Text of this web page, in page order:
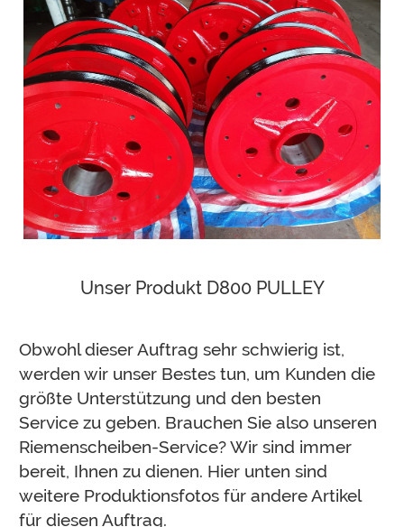
Unser Produkt D800 PULLEY
Obwohl dieser Auftrag sehr schwierig ist,
werden wir unser Bestes tun, um Kunden die
größte Unterstützung und den besten
Service zu geben. Brauchen Sie also unseren
Riemenscheiben-Service? Wir sind immer
bereit, Ihnen zu dienen. Hier unten sind
weitere Produktionsfotos für andere Artikel
für diesen Auftrag.